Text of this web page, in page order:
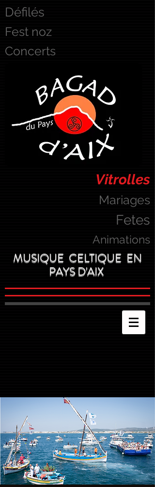
Défilés
Fest noz
Concerts
Vitrolles
Mariages
Fetes
Animations
MUSIQUE CELTIQUE EN
PAYS D'AIX